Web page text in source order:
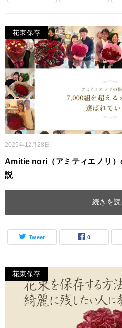
花束保存
2025年12月28日
Amitie nori（アミティエノリ）
説
続きを読
Tweet 0
花束保存